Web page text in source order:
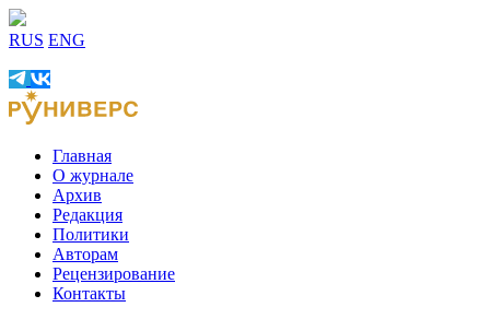
RUS ENG
Главная
О журнале
Архив
Редакция
Политики
Авторам
Рецензирование
Контакты